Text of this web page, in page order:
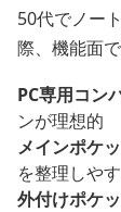
50代でノー
際、機能面
PC専用コン
ンが理想的
メインポケ
を整理しや
外付けポケ